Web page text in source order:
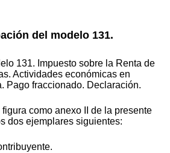
del modelo 131.
131. Impuesto sobre la Renta de
Actividades económicas en
Pago fraccionado. Declaración.
como anexo II de la presente
dos ejemplares siguientes: